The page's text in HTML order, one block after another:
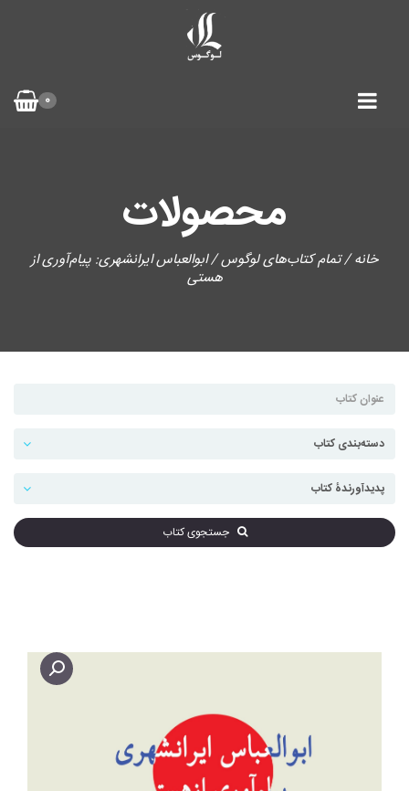
0
محصولات
خانه/تمام کتاب‌های لوگوس/ ابوالعباس ایرانشهری: پیام‌آوری از
هستی
جستجوی کتاب